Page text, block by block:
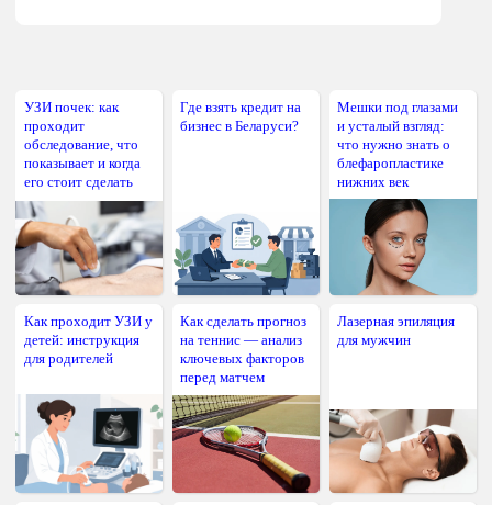
УЗИ почек: как
проходит
обследование, что
показывает и когда
его стоит сделать
Где взять кредит на
бизнес в Беларуси?
Мешки под глазами
и усталый взгляд:
что нужно знать о
блефаропластике
нижних век
Как проходит УЗИ у
детей: инструкция
для родителей
Как сделать прогноз
на теннис — анализ
ключевых факторов
перед матчем
Лазерная эпиляция
для мужчин